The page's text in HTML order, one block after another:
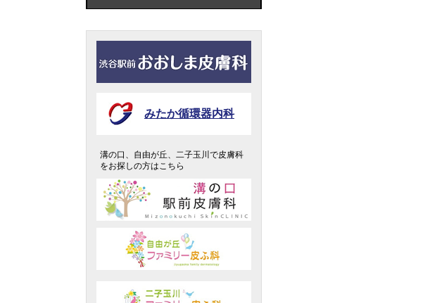
みたか循環器内科
溝の口、自由が丘、二子玉川で皮膚科
をお探しの方はこちら